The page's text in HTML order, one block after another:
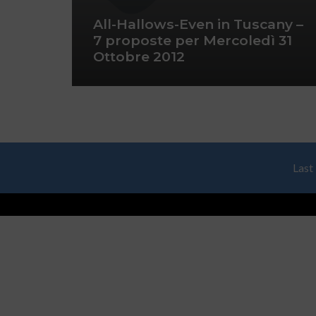
All-Hallows-Even in Tuscany –
7 proposte per Mercoledì 31
Ottobre 2012